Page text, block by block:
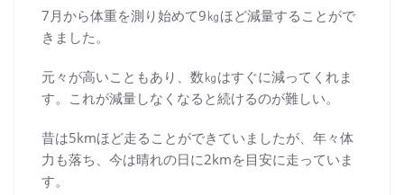
7月から体重を測り始めて9㎏ほど減量することがで
きました。
元々が高いこともあり、数㎏はすぐに減ってくれま
す。これが減量しなくなると続けるのが難しい。
昔は5kmほど走ることができていましたが、年々体
力も落ち、今は晴れの日に2kmを目安に走っていま
す。